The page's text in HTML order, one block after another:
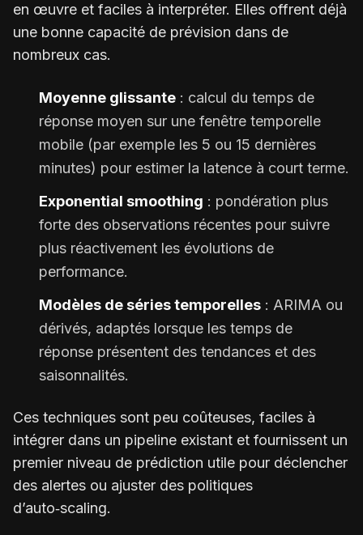
en œuvre et faciles à interpréter. Elles offrent déjà
une bonne capacité de prévision dans de
nombreux cas.
Moyenne glissante : calcul du temps de
réponse moyen sur une fenêtre temporelle
mobile (par exemple les 5 ou 15 dernières
minutes) pour estimer la latence à court terme.
Exponential smoothing : pondération plus
forte des observations récentes pour suivre
plus réactivement les évolutions de
performance.
Modèles de séries temporelles : ARIMA ou
dérivés, adaptés lorsque les temps de
réponse présentent des tendances et des
saisonnalités.
Ces techniques sont peu coûteuses, faciles à
intégrer dans un pipeline existant et fournissent un
premier niveau de prédiction utile pour déclencher
des alertes ou ajuster des politiques
d’auto‑scaling.